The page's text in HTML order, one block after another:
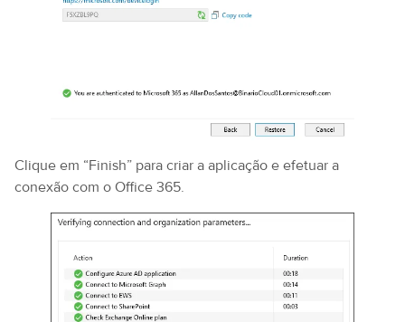
Clique em “Finish” para criar a aplicação e efetuar a
conexão com o Office 365.